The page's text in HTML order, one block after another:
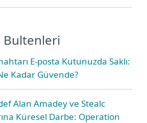
Bultenleri
E-posta Kutunuzda Saklı:
Kadar Güvende?
Alan Amadey ve Stealc
Küresel Darbe: Operation